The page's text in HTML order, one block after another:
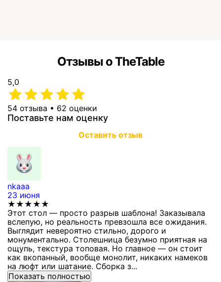
Отзывы о TheTable
5,0
54 отзыва • 62 оценки
Поставьте нам оценку
Оставить отзыв
nkaaa
23 июня
★★★★★
Этот стол — просто разрыв шаблона! Заказывала
вслепую, но реальность превзошла все ожидания.
Выглядит невероятно стильно, дорого и
монументально. Столешница безумно приятная на
ощупь, текстура топовая. Но главное — он стоит
как вкопанный, вообще монолит, никаких намеков
на люфт или шатание. Сборка з...
Показать полностью